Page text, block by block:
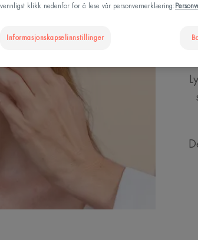
vennligst klikk nedenfor for å lese vår personvernerklæring:
Informasjonskapselinnstillinger